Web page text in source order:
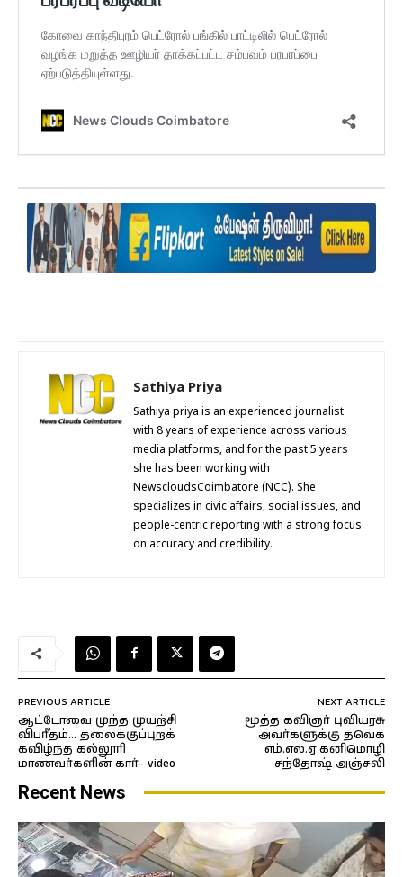
Sathiya Priya
Sathiya priya is an experienced journalist
with 8 years of experience across various
media platforms, and for the past 5 years
she has been working with
NewscloudsCoimbatore (NCC). She
specializes in civic affairs, social issues, and
people-centric reporting with a strong focus
on accuracy and credibility.
PREVIOUS ARTICLE
ஆட்டோவை முந்த முயற்சி
விபரீதம்… தலைக்குப்புறக்
கவிழ்ந்த கல்லூரி
மாணவர்களின் கார்- video
NEXT ARTICLE
மூத்த கவிஞர் புவியரசு
அவர்களுக்கு தவெக
எம்.எல்.ஏ கனிமொழி
சந்தோஷ் அஞ்சலி
Recent News